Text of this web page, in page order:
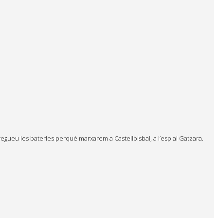
les bateries perquè marxarem a Castellbisbal, a l’esplai Gatzara.